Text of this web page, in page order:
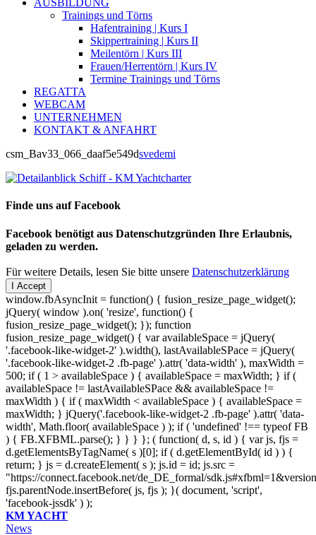
AUSBILDUNG
Trainings und Törns
Hafentraining | Kurs I
Skippertraining | Kurs II
Meilentörn | Kurs III
Frauen/Herrentörn | Kurs IV
Termine Trainings und Törns
REGATTA
WEBCAM
UNTERNEHMEN
KONTAKT & ANFAHRT
csm_Bav33_066_daaf5e549dsvedemi
Finde uns auf Facebook
Facebook benötigt aus Datenschutzgründen Ihre Erlaubnis,
geladen zu werden.
Für weitere Details, lesen Sie bitte unsere Datenschutzerklärung
I Accept
window.fbAsyncInit = function() { fusion_resize_page_widget();
jQuery( window ).on( 'resize', function() {
fusion_resize_page_widget(); }); function
fusion_resize_page_widget() { var availableSpace = jQuery(
'.facebook-like-widget-2' ).width(), lastAvailableSPace = jQuery(
'.facebook-like-widget-2 .fb-page' ).attr( 'data-width' ), maxWidth =
500; if ( 1 > availableSpace ) { availableSpace = maxWidth; } if (
availableSpace != lastAvailableSPace && availableSpace !=
maxWidth ) { if ( maxWidth < availableSpace ) { availableSpace =
maxWidth; } jQuery('.facebook-like-widget-2 .fb-page' ).attr( 'data-
width', Math.floor( availableSpace ) ); if ( 'undefined' !== typeof FB
) { FB.XFBML.parse(); } } } }; ( function( d, s, id ) { var js, fjs =
d.getElementsByTagName( s )[0]; if ( d.getElementById( id ) ) {
return; } js = d.createElement( s ); js.id = id; js.src =
"https://connect.facebook.net/de_DE_formal/
fjs.parentNode.insertBefore( js, fjs ); }( document, 'script',
'facebook-jssdk' ) );
KM YACHT
News